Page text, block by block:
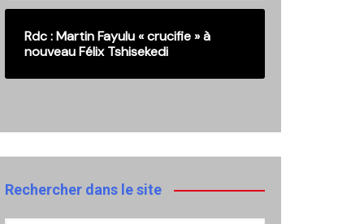
Rdc : Martin Fayulu « crucifie » à
nouveau Félix Tshisekedi
Rechercher dans le site